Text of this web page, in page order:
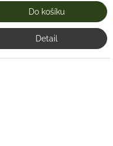
Do košíku
Detail